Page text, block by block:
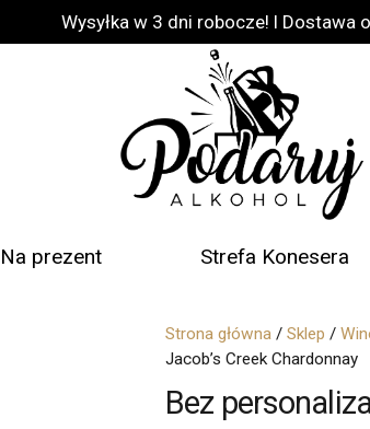
Wysyłka w 3 dni robocze! l Dostawa
Na prezent Strefa Konesera
Strona główna / Sklep /
Jacob’s Creek Chardonnay
Bez